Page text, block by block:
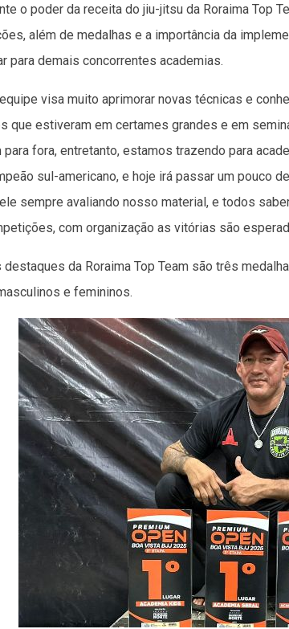
o poder da receita do jiu-jitsu da Roraima Top
além de medalhas e a importância da
para demais concorrentes academias.
visa muito aprimorar novas técnicas e
que estiveram em certames grandes e em
para fora, entretanto, estamos trazendo para
sul-americano, e hoje irá passar um pouco
sempre avaliando nosso material, e todos
com organização as vitórias são
destaques da Roraima Top Team são três
e femininos.